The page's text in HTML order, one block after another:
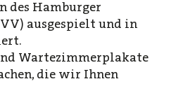
des Hamburger
ausgespielt und in
Wartezimmerplakate
die wir Ihnen